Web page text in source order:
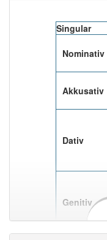
Häufigkeit: 4 von
anderen Artikelder
94% unserer
Singular
Nominativ
Akkusativ
Dativ
Genitiv